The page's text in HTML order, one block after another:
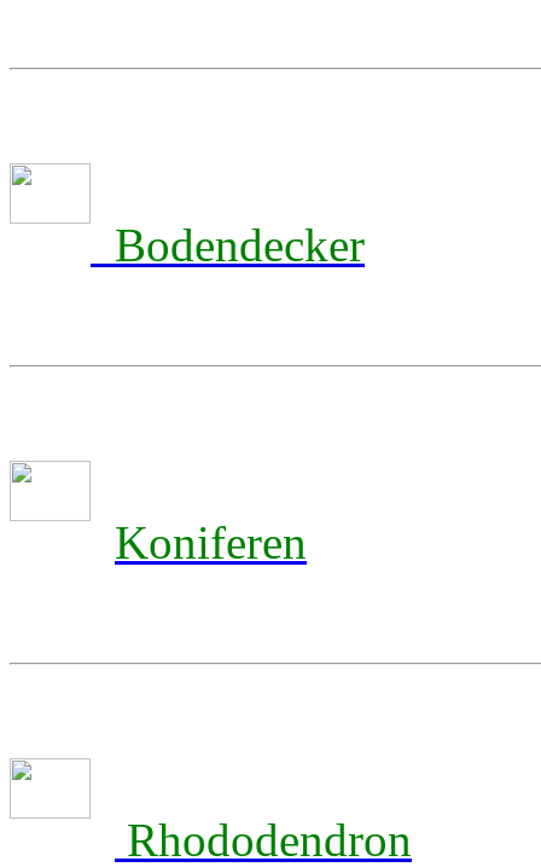
Bodendecker
Koniferen
Rhododendron